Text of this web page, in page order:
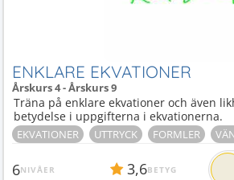
ENKLARE EKVATIONER
Årskurs 4 - Årskurs 9
Träna på enklare ekvationer och även
betydelse i uppgifterna i ekvationerna.
EKVATIONER UTTRYCK FORMLER
6NIVÅER 3,6BETYG